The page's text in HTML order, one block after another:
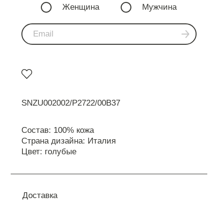
Женщина Мужчина
SNZU002002/P2722/00B37
Состав: 100% кожа
Страна дизайна: Италия
Цвет: голубые
Доставка